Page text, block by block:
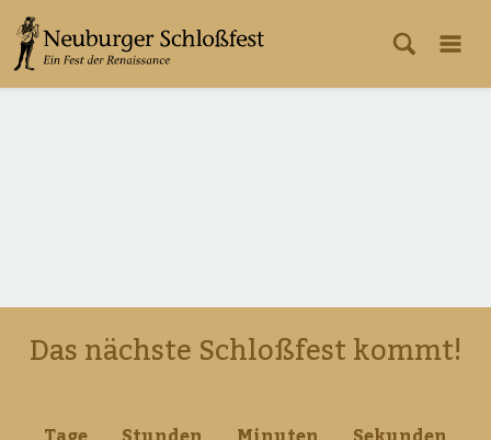
Das nächste Schloßfest kommt!